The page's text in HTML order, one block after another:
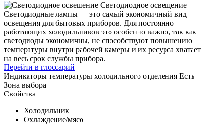
Светодиодное освещение
Светодиодные лампы — это самый экономичный вид
освещения для бытовых приборов. Для постоянно
работающих холодильников это особенно важно, так как
светодиоды экономичны, не способствуют повышению
температуры внутри рабочей камеры и их ресурса хватает
на весь срок службы прибора.
Перейти в глоссарий
Индикаторы температуры холодильного отделения Есть
Зона выбора
Свойства
Холодильник
Охлаждение/мясо